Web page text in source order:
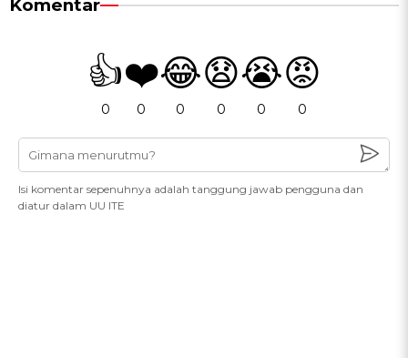
Komentar
👍
0
❤️
0
😂
0
😧
0
😭
0
😡
0
Isi komentar sepenuhnya adalah tanggung jawab pengguna dan
diatur dalam UU ITE